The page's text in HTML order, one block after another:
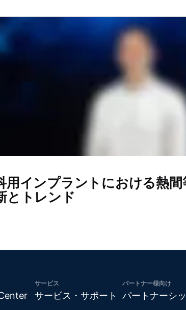
用インプラントにおける熱間
とトレンド
サービス
サービス・サポート
パートナー様向け
パートナーシ